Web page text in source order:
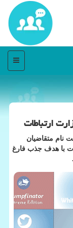
منو
ارتباطات
نام متقاضیان
با هدف جذب فارغ